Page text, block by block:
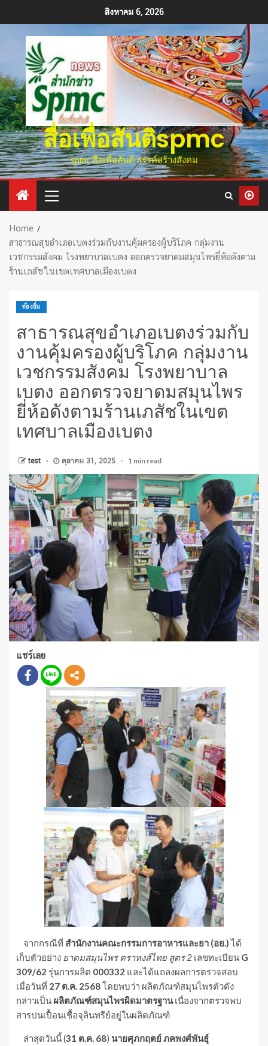
สิงหาคม 6, 2026
สื่อเพื่อสันติspmc
spmc สื่อเพื่อสันติ สรรค์สร้างสังคม
Home
สาธารณสุขอำเภอเบตงร่วมกับงานคุ้มครองผู้บริโภค กลุ่มงาน
เวชกรรมสังคม โรงพยาบาลเบตง ออกตรวจยาดมสมุนไพรยี่ห้อดังตาม
ร้านเภสัชในเขตเทศบาลเมืองเบตง
ท้องถิ่น
สาธารณสุขอำเภอเบตงร่วมกับ
งานคุ้มครองผู้บริโภค กลุ่มงาน
เวชกรรมสังคม โรงพยาบาล
เบตง ออกตรวจยาดมสมุนไพร
ยี่ห้อดังตามร้านเภสัชในเขต
เทศบาลเมืองเบตง
test ตุลาคม 31, 2025 1 min read
แชร์เลย
จากกรณีที่ สำนักงานคณะกรรมการอาหารและยา (อย.)ได้
เก็บตัวอย่าง ยาดมสมุนไพร ตราหงส์ไทย สูตร 2 เลขทะเบียน G
309/62 รุ่นการผลิต 000332 และได้แถลงผลการตรวจสอบ
เมื่อวันที่ 27 ต.ค. 2568โดยพบว่า ผลิตภัณฑ์สมุนไพรตัวดัง
กล่าวเป็น ผลิตภัณฑ์สมุนไพรผิดมาตรฐานเนื่องจากตรวจพบ
สารปนเปื้อนเชื้อจุลินทรีย์อยู่ในผลิตภัณฑ์
ล่าสุดวันนี้ (31 ต.ค. 68) นายศุภกฤตย์ ภคพงศ์พันธุ์